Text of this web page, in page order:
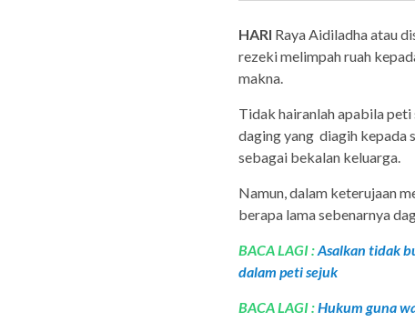
HARI Raya Aidiladha atau
rezeki melimpah ruah
makna.
Tidak hairanlah apabila peti
daging yang diagih kepada
sebagai bekalan keluarga.
Namun, dalam keterujaan
berapa lama sebenarnya
BACA LAGI :Asalkan tidak
dalam peti sejuk
BACA LAGI :Hukum guna